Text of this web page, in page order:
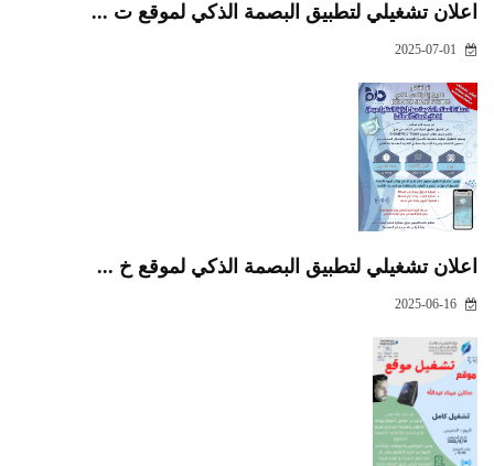
اعلان تشغيلي لتطبيق البصمة الذكي لموقع ت ...
اعلان تشغيلي لتطبيق البصمة الذكي لموقع خ ...